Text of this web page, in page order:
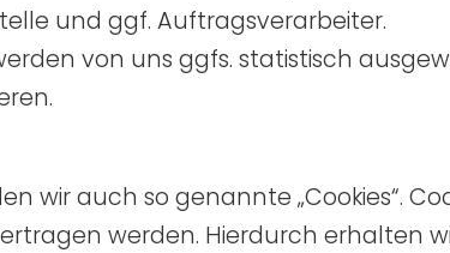
und ggf. Auftragsverarbeiter.
von uns ggfs. statistisch
wir auch so genannte „Cookies“.
werden. Hierdurch erhalten